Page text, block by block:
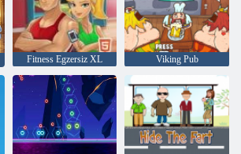
Fitness Egzersiz XL Viking Pub